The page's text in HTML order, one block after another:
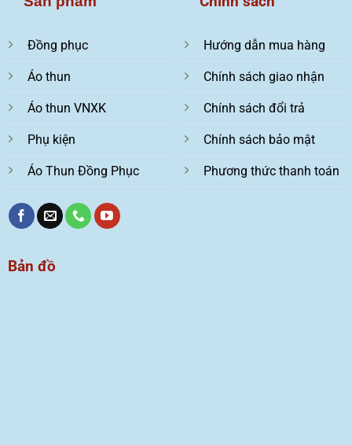
Đồng phục
Áo thun
Áo thun VNXK
Phụ kiện
Áo Thun Đồng Phục
Hướng dẫn mua hàng
Chính sách giao nhận
Chính sách đổi trả
Chính sách bảo mật
Phương thức thanh toán
Bản đồ